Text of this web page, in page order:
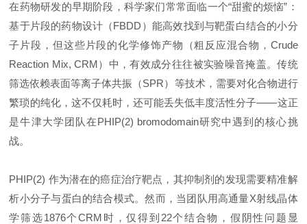
在药物研发的早期阶段，科学家们常常面临一个“甜蜜的烦恼”：
基于片段的药物设计（FBDD）能高效找到与靶蛋白结合的小分
子片段，但这些片段的化学修饰产物（粗反应混合物，Crude
Reaction Mix, CRM）中，有效成分往往被实验噪音掩盖。传统
筛选依赖表面等离子体共振（SPR）等技术，需要对化合物进行
繁琐的纯化，这不仅耗时，还可能丢失低丰度活性分子——这正
是牛津大学团队在PHIP(2) bromodomain研究中遇到的核心挑
战。
PHIP(2) 作为潜在的癌症治疗靶点，其抑制剂的发现需要精准解
析小分子与蛋白的结合模式。然而，当团队用高通量X射线晶体
学筛选1876个CRM 时，仅得到22个结合物，假阴性问题显